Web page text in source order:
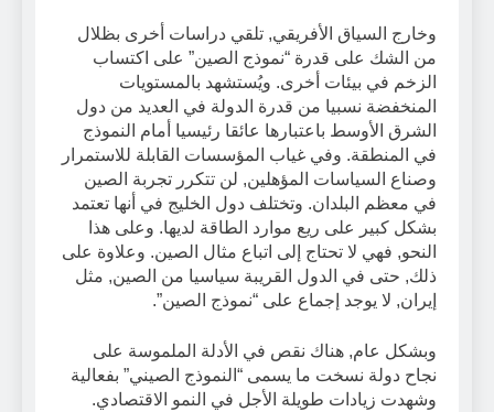
وخارج السياق الأفريقي, تلقي دراسات أخرى بظلال
من الشك على قدرة “نموذج الصين” على اكتساب
الزخم في بيئات أخرى. ويُستشهد بالمستويات
المنخفضة نسبيا من قدرة الدولة في العديد من دول
الشرق الأوسط باعتبارها عائقا رئيسيا أمام النموذج
في المنطقة. وفي غياب المؤسسات القابلة للاستمرار
وصناع السياسات المؤهلين, لن تتكرر تجربة الصين
في معظم البلدان. ​​وتختلف دول الخليج في أنها تعتمد
بشكل كبير على ريع موارد الطاقة لديها. وعلى هذا
النحو, فهي لا تحتاج إلى اتباع مثال الصين. وعلاوة على
ذلك, حتى في الدول القريبة سياسيا من الصين, مثل
إيران, لا يوجد إجماع على “نموذج الصين”.
وبشكل عام, هناك نقص في الأدلة الملموسة على
نجاح دولة نسخت ما يسمى “النموذج الصيني” بفعالية
وشهدت زيادات طويلة الأجل في النمو الاقتصادي.